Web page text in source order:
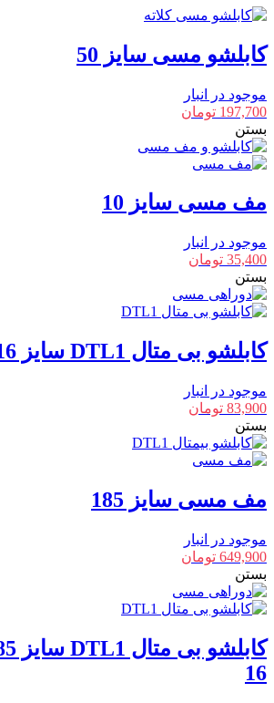
کابلشو مسی سایز 50
موجود در انبار
197,700 تومان
بستن
مف مسی سایز 10
موجود در انبار
35,400 تومان
بستن
کابلشو بی متال DTL1 سایز 16 با سوراخ 8
موجود در انبار
83,900 تومان
بستن
مف مسی سایز 185
موجود در انبار
649,900 تومان
بستن
16